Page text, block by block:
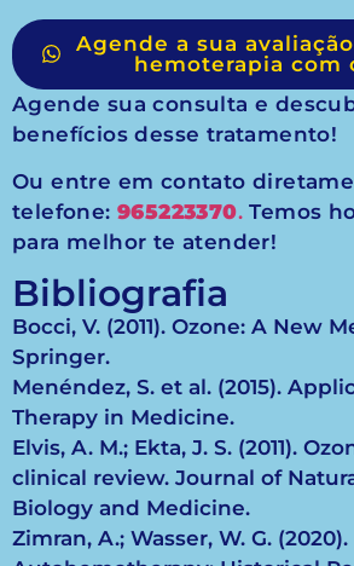
Agende a sua
hemoterapia com
Agende sua consulta e
benefícios desse tratamento!
Ou entre em contato
telefone:965223370. Temos
para melhor te atender!
Bibliografia
Bocci, V. (2011). Ozone: A New
Springer.
Menéndez, S. et al. (2015).
Therapy in Medicine.
Elvis, A. M.; Ekta, J. S. (2011).
clinical review. Journal of
Biology and Medicine.
Zimran, A.; Wasser, W. G. (2020).